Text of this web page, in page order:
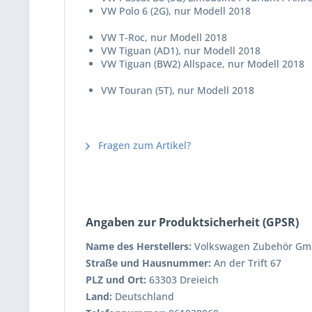
VW Polo 6 (2G), nur Modell 2018
VW T-Roc, nur Modell 2018
VW Tiguan (AD1), nur Modell 2018
VW Tiguan (BW2) Allspace, nur Modell 2018
VW Touran (5T), nur Modell 2018
Fragen zum Artikel?
Angaben zur Produktsicherheit (GPSR)
Name des Herstellers: Volkswagen Zubehör
Straße und Hausnummer: An der Trift 67
PLZ und Ort: 63303 Dreieich
Land: Deutschland